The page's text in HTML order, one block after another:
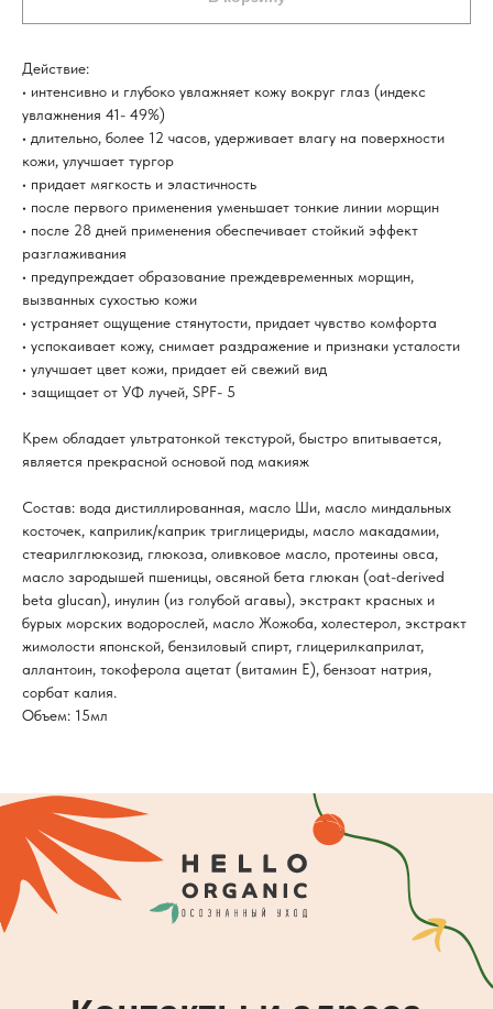
Действие:
• интенсивно и глубоко увлажняет кожу вокруг глаз (индекс
увлажнения 41- 49%)
• длительно, более 12 часов, удерживает влагу на поверхности
кожи, улучшает тургор
• придает мягкость и эластичность
• после первого применения уменьшает тонкие линии морщин
• после 28 дней применения обеспечивает стойкий эффект
разглаживания
• предупреждает образование преждевременных морщин,
вызванных сухостью кожи
• устраняет ощущение стянутости, придает чувство комфорта
• успокаивает кожу, снимает раздражение и признаки усталости
• улучшает цвет кожи, придает ей свежий вид
• защищает от УФ лучей, SPF- 5
Крем обладает ультратонкой текстурой, быстро впитывается,
является прекрасной основой под макияж
Состав: вода дистиллированная, масло Ши, масло миндальных
косточек, каприлик/каприк триглицериды, масло макадамии,
стеарилглюкозид, глюкоза, оливковое масло, протеины овса,
масло зародышей пшеницы, овсяной бета глюкан (oat-derived
beta glucan), инулин (из голубой агавы), экстракт красных и
бурых морских водорослей, масло Жожоба, холестерол, экстракт
жимолости японской, бензиловый спирт, глицерилкаприлат,
аллантоин, токоферола ацетат (витамин Е), бензоат натрия,
сорбат калия.
Объем: 15мл